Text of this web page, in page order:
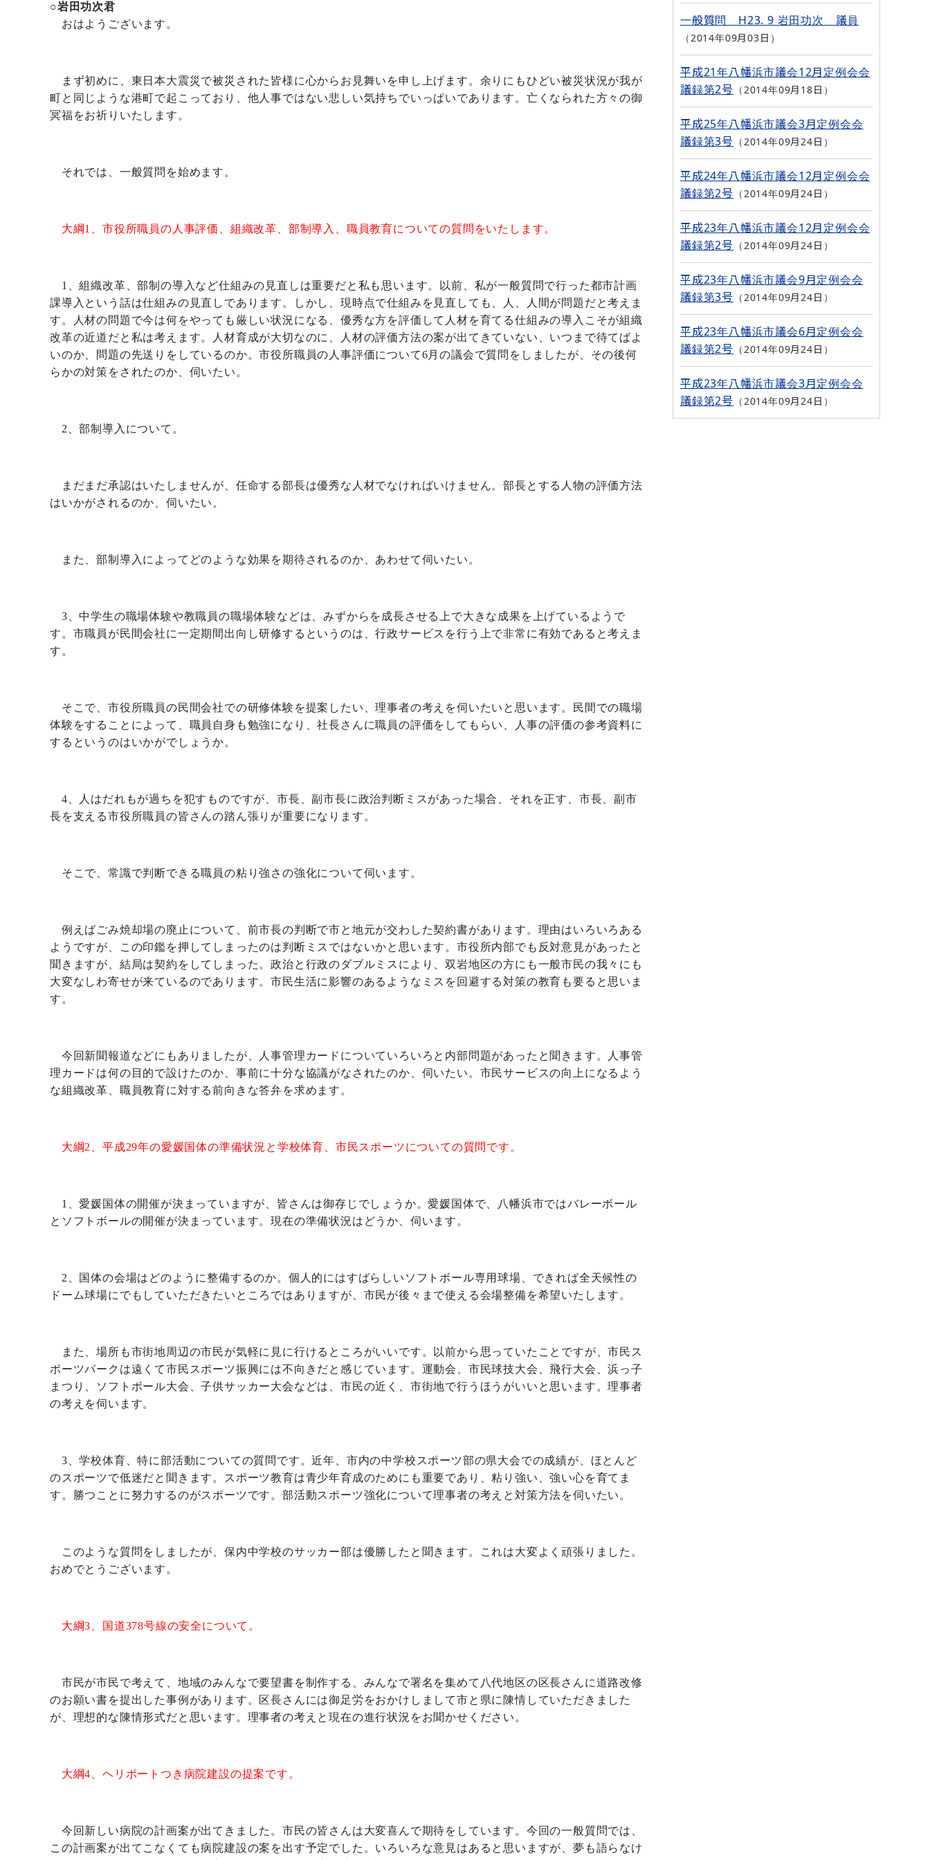
○岩田功次君
おはようございます。
まず初めに、東日本大震災で被災された皆様に心からお見舞いを申し上げます。余りにもひどい被災状況が我が
町と同じような港町で起こっており、他人事ではない悲しい気持ちでいっぱいであります。亡くなられた方々の御
冥福をお祈りいたします。
それでは、一般質問を始めます。
大綱1 、市役所職員の人事評価、組織改革、部制導入、職員教育についての質問をいたします。
1
、組織改革、部制の導入など仕組みの見直しは重要だと私も思います。以前、私が一般質問で行った都市計画
課導入という話は仕組みの見直しであります。しかし、現時点で仕組みを見直しても、人、人間が問題だと考えま
す。人材の問題で今は何をやっても厳しい状況になる、優秀な方を評価して人材を育てる仕組みの導入こそが組織
改革の近道だと私は考えます。人材育成が大切なのに、人材の評価方法の案が出てきていない、いつまで待てばよ
いのか、問題の先送りをしているのか。市役所職員の人事評価について6月の議会で質問をしましたが、その後何
らかの対策をされたのか、伺いたい。
2 、部制導入について。
まだまだ承認はいたしませんが、任命する部長は優秀な人材でなければいけません。部長とする人物の評価方法
はいかがされるのか、伺いたい。
また、部制導入によってどのような効果を期待されるのか、あわせて伺いたい。
3 、中学生の職場体験や教職員の職場体験などは、みずからを成長させる上で大きな成果を上げているようで
す。市職員が民間会社に一定期間出向し研修するというのは、行政サービスを行う上で非常に有効であると考えま
す。
そこで、市役所職員の民間会社での研修体験を提案したい、理事者の考えを伺いたいと思います。民間での職場
体験をすることによって、職員自身も勉強になり、社長さんに職員の評価をしてもらい、人事の評価の参考資料に
するというのはいかがでしょうか。
4 、人はだれもが過ちを犯すものですが、市長、副市長に政治判断ミスがあった場合、それを正す、市長、副市
長を支える市役所職員の皆さんの踏ん張りが重要になります。
そこで、常識で判断できる職員の粘り強さの強化について伺います。
例えばごみ焼却場の廃止について、前市長の判断で市と地元が交わした契約書があります。理由はいろいろある
ようですが、この印鑑を押してしまったのは判断ミスではないかと思います。市役所内部でも反対意見があったと
聞きますが、結局は契約をしてしまった。政治と行政のダブルミスにより、双岩地区の方にも一般市民の我々にも
大変なしわ寄せが来ているのであります。市民生活に影響のあるようなミスを回避する対策の教育も要ると思いま
す。
今回新聞報道などにもありましたが、人事管理カードについていろいろと内部問題があったと聞きます。人事管
理カードは何の目的で設けたのか、事前に十分な協議がなされたのか、伺いたい。市民サービスの向上になるよう
な組織改革、職員教育に対する前向きな答弁を求めます。
大綱2 、平成29年の愛媛国体の準備状況と学校体育、市民スポーツについての質問です。
1
、愛媛国体の開催が決まっていますが、皆さんは御存じでしょうか。愛媛国体で、八幡浜市ではバレーボール
とソフトボールの開催が決まっています。現在の準備状況はどうか、伺います。
2 、国体の会場はどのように整備するのか。個人的にはすばらしいソフトボール専用球場、できれば全天候性の
ドーム球場にでもしていただきたいところではありますが、市民が後々まで使える会場整備を希望いたします。
また、場所も市街地周辺の市民が気軽に見に行けるところがいいです。以前から思っていたことですが、市民ス
ポーツパークは遠くて市民スポーツ振興には不向きだと感じています。運動会、市民球技大会、飛行大会、浜っ子
まつり、ソフトボール大会、子供サッカー大会などは、市民の近く、市街地で行うほうがいいと思います。理事者
の考えを伺います。
3 、学校体育、特に部活動についての質問です。近年、市内の中学校スポーツ部の県大会での成績が、ほとんど
のスポーツで低迷だと聞きます。スポーツ教育は青少年育成のためにも重要であり、粘り強い、強い心を育てま
す。勝つことに努力するのがスポーツです。部活動スポーツ強化について理事者の考えと対策方法を伺いたい。
このような質問をしましたが、保内中学校のサッカー部は優勝したと聞きます。これは大変よく頑張りました。
おめでとうございます。
大綱3 、国道378号線の安全について。
市民が市民で考えて、地域のみんなで要望書を制作する、みんなで署名を集めて八代地区の区長さんに道路改修
のお願い書を提出した事例があります。区長さんには御足労をおかけしまして市と県に陳情していただきました
が、理想的な陳情形式だと思います。理事者の考えと現在の進行状況をお聞かせください。
大綱4 、ヘリポートつき病院建設の提案です。
今回新しい病院の計画案が出てきました。市民の皆さんは大変喜んで期待をしています。今回の一般質問では、
この計画案が出てこなくても病院建設の案を出す予定でした。いろいろな意見はあると思いますが、夢も語らなけ
一般質問 H23. 9 岩田功次 議員
2014年09月03日
平成21年八幡浜市議会12月定例会会
議録第2号
2014年09月18日
平成25年八幡浜市議会3月定例会会
議録第3号
2014年09月24日
平成24年八幡浜市議会12月定例会会
議録第2号
2014年09月24日
平成23年八幡浜市議会12月定例会会
議録第2号
2014年09月24日
平成23年八幡浜市議会9月定例会会
議録第3号
2014年09月24日
平成23年八幡浜市議会6月定例会会
議録第2号
2014年09月24日
平成23年八幡浜市議会3月定例会会
議録第2号
2014年09月24日